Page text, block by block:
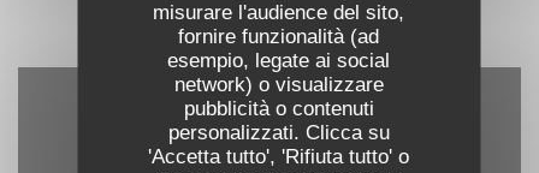
misurare l'audience del sito,
fornire funzionalità (ad
esempio, legate ai social
network) o visualizzare
pubblicità o contenuti
personalizzati. Clicca su
'Accetta tutto', 'Rifiuta tutto' o